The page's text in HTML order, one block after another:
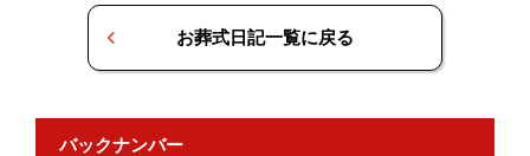
お葬式日記一覧に戻る
バックナンバー